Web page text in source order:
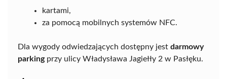
kartami,
za pomocą mobilnych systemów NFC.
Dla wygody odwiedzających dostępny jest darmowy
parkingprzy ulicy Władysława Jagiełły 2 w Pasłęku.